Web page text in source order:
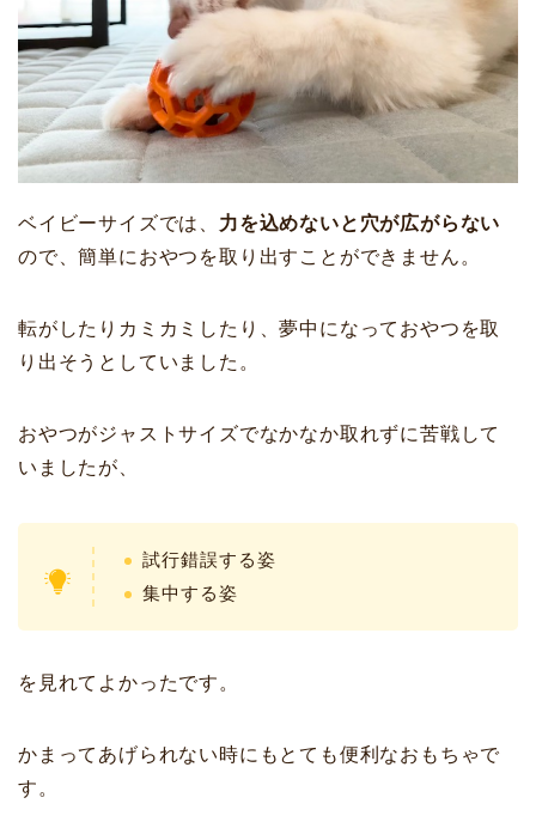
ベイビーサイズでは、 力を込めないと穴が広がらない
ので、簡単におやつを取り出すことができません。
転がしたりカミカミしたり、夢中になっておやつを取
り出そうとしていました。
おやつがジャストサイズでなかなか取れずに苦戦して
いましたが、
試行錯誤する姿
集中する姿
を見れてよかったです。
かまってあげられない時にもとても便利なおもちゃで
す。